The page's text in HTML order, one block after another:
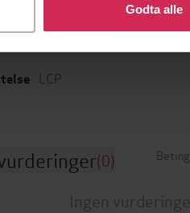
Godta alle
LCP
ISBN
(0)
Ingen